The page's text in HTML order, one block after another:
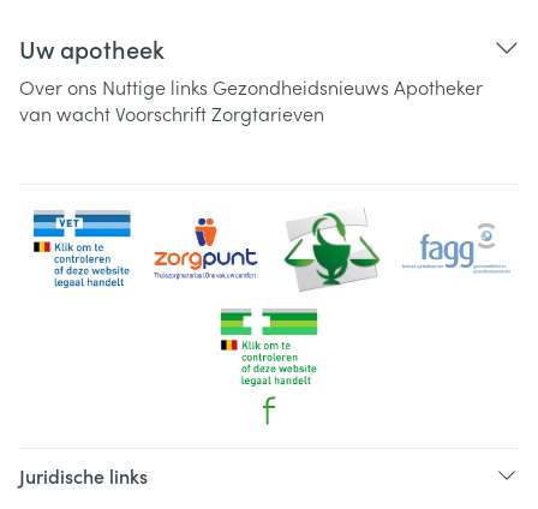
Uw apotheek
Over ons Nuttige links Gezondheidsnieuws Apotheker
van wachtVoorschriftZorgtarieven
Juridische links